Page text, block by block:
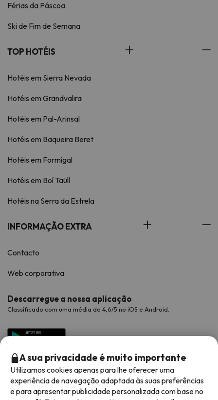
Férias da Páscoa
Ski de Fim de Semana
TOP HOTÉIS
Hotéis em Sierra Nevada
Hotéis em Grandvalira
Hotéis em Pal-Arinsal
Hotéis em Baqueira Beret
Hotéis em Formigal
Hotéis em Boí Taüll
Hotéis na Serra da Estrela
INFORMAÇÃO EXTRA
Contacto
Web corporativa
Descarregue a nossa aplicação
Classificado com uma média de 4,6/5 no iOS e Android.
A sua privacidade é muito importante
Utilizamos cookies apenas para lhe oferecer uma
experiência de navegação adaptada às suas preferências
e para apresentar publicidade personalizada com base no